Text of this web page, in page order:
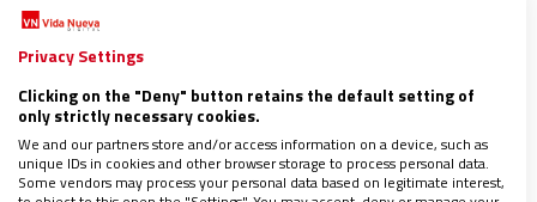
Privacy Settings
Clicking on the "Deny" button retains the default setting of
only strictly necessary cookies.
We and our partners store and/or access information on a device, such as
unique IDs in cookies and other browser storage to process personal data.
Some vendors may process your personal data based on legitimate interest,